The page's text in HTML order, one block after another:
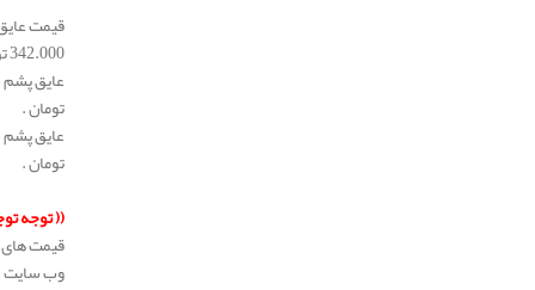
342.000 تومان .
تومان .
تومان .
(( توجه
قیمت
وب سایت